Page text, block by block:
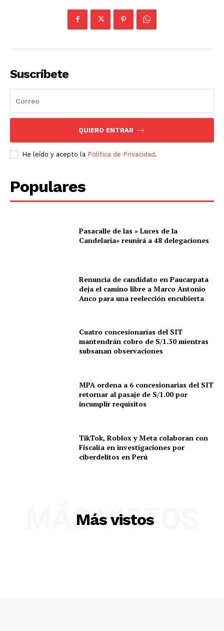
Suscríbete
QUIERO ENTRAR
He leído y acepto la Política de Privacidad.
Populares
Pasacalle de las » Luces de la
Candelaria» reunirá a 48 delegaciones
Renuncia de candidato en Paucarpata
deja el camino libre a Marco Antonio
Anco para una reelección encubierta
Cuatro concesionarias del SIT
mantendrán cobro de S/1.30 mientras
subsanan observaciones
MPA ordena a 6 concesionarias del SIT
retornar al pasaje de S/1.00 por
incumplir requisitos
TikTok, Roblox y Meta colaboran con
Fiscalía en investigaciones por
ciberdelitos en Perú
Más vistos
MÁS VISTOS